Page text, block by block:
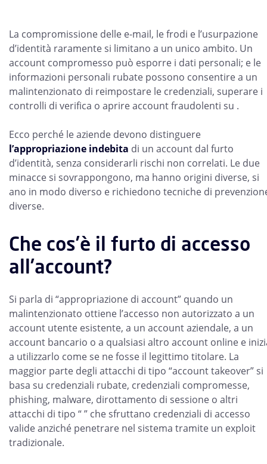
La compromissione delle e-mail, le frodi e l’usurpazione
d’identità raramente si limitano a un unico ambito. Un
account compromesso può esporre i dati personali; e le
informazioni personali rubate possono consentire a un
malintenzionato di reimpostare le credenziali, superare i
controlli di verifica o aprire account fraudolenti su .
Ecco perché le aziende devono distinguere
l’appropriazione indebita di un account dal furto
d’identità, senza considerarli rischi non correlati. Le due
minacce si sovrappongono, ma hanno origini diverse, si
ano in modo diverso e richiedono tecniche di
diverse.
Che cos’è il furto di accesso
all’account?
Si parla di “appropriazione di account” quando un
malintenzionato ottiene l’accesso non autorizzato a un
account utente esistente, a un account aziendale, a un
account bancario o a qualsiasi altro account online e
a utilizzarlo come se ne fosse il legittimo titolare. La
maggior parte degli attacchi di tipo “account takeover” si
basa su credenziali rubate, credenziali compromesse,
phishing, malware, dirottamento di sessione o altri
attacchi di tipo “ ” che sfruttano credenziali di accesso
valide anziché penetrare nel sistema tramite un exploit
tradizionale.